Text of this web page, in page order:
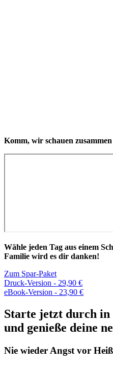
Komm, wir schauen
Wähle jeden Tag aus einem
Familie wird es dir danken!
Zum Spar-Paket
Druck-Version - 29,90 €
eBook-Version - 23,90 €
Starte jetzt durch
und genieße deine
Nie wieder Angst vor